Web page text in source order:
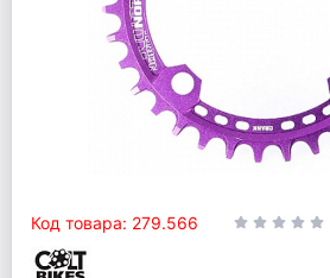
Код товара: 279.566